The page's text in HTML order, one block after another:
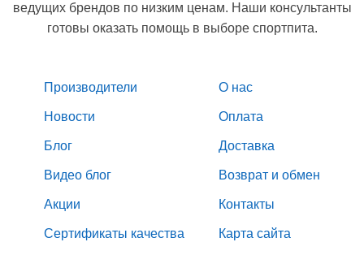
ведущих брендов по низким ценам. Наши консультанты
готовы оказать помощь в выборе спортпита.
Производители
Новости
Блог
Видео блог
Акции
Сертификаты качества
О нас
Оплата
Доставка
Возврат и обмен
Контакты
Карта сайта